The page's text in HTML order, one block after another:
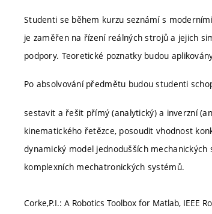
Studenti se během kurzu seznámí s
je zaměřen na řízení reálných strojů a jejich
podpory. Teoretické poznatky budou
Po absolvování předmětu budou studenti
sestavit a řešit přímý (analytický) a inverzní
kinematického řetězce, posoudit vhodnost
dynamický model jednodušších
komplexních mechatronických systémů.
Corke,P.I.: A Robotics Toolbox for Matlab, IEEE